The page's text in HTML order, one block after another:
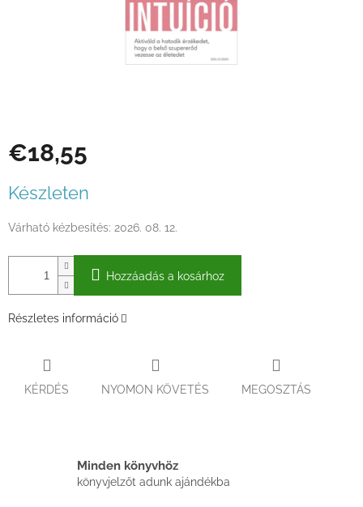
€18,55
Készleten
Várható kézbesítés: 2026. 08. 12.
Hozzáadás a kosárhoz
Részletes információ
KÉRDÉS NYOMON KÖVETÉS MEGOSZTÁS
Minden könyvhöz
könyvjelzőt adunk ajándékba